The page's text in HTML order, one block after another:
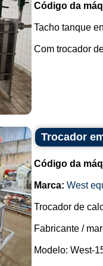
Código da
Tacho tanque
Com trocador
Trocador
Código da
Marca: West
Trocador de
Fabricante /
Modelo: West-